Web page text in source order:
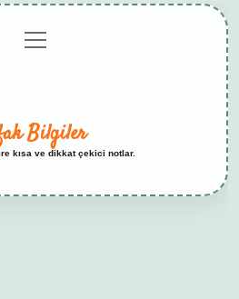
menüyü
aç
Bilgiler
kısa ve dikkat çekici notlar.